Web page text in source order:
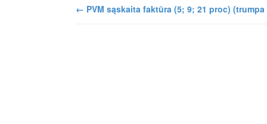
← PVM sąskaita faktūra (5; 9; 21 proc) (trumpa